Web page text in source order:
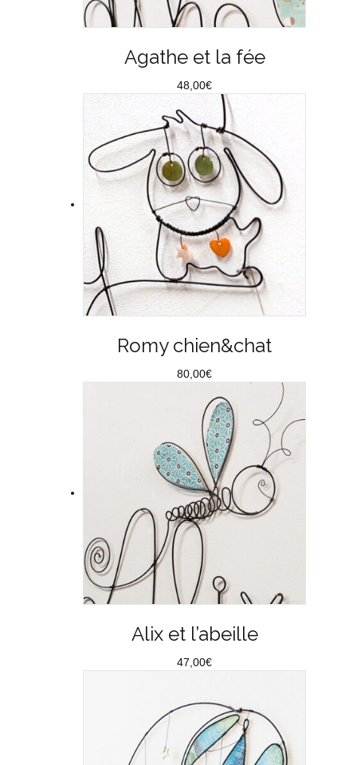
Agathe et la fée
48,00€
Romy chien&chat
80,00€
Alix et l’abeille
47,00€